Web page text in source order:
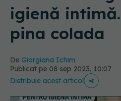
igienă
pina colada
De Giorgiana Ichim
Publicat pe 08 sep 2023, 10:07
Distribuie acest articol